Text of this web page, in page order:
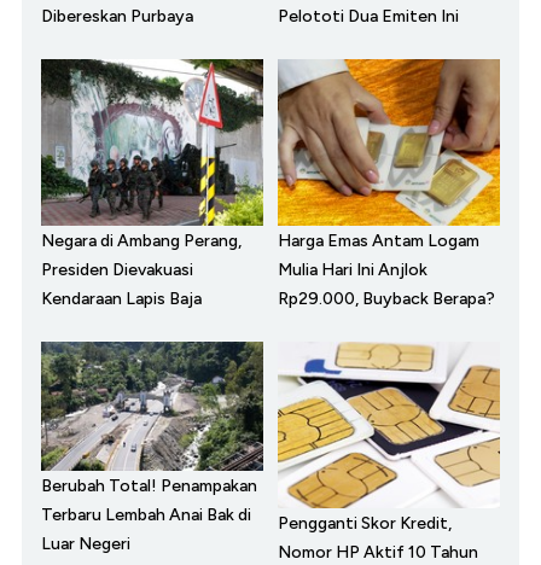
Dibereskan Purbaya
Pelototi Dua Emiten Ini
Negara di Ambang Perang,
Presiden Dievakuasi
Kendaraan Lapis Baja
Harga Emas Antam Logam
Mulia Hari Ini Anjlok
Rp29.000, Buyback Berapa?
Berubah Total! Penampakan
Terbaru Lembah Anai Bak di
Luar Negeri
Pengganti Skor Kredit,
Nomor HP Aktif 10 Tahun